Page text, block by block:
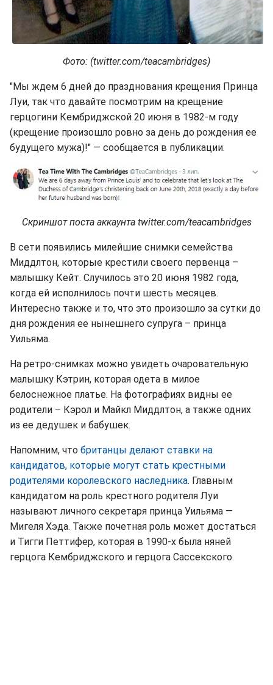
Фото: (twitter.com/teacambridges)
"Мы ждем 6 дней до празднования крещения Принца
Луи, так что давайте посмотрим на крещение
герцогини Кембриджской 20 июня в 1982-м году
(крещение произошло ровно за день до рождения ее
будущего мужа)!" — сообщается в публикации.
Скриншот поста аккаунта twitter.com/teacambridges
В сети появились милейшие снимки семейства
Миддлтон, которые крестили своего первенца –
малышку Кейт. Случилось это 20 июня 1982 года,
когда ей исполнилось почти шесть месяцев.
Интересно также и то, что это произошло за сутки до
дня рождения ее нынешнего супруга – принца
Уильяма.
На ретро-снимках можно увидеть очаровательную
малышку Кэтрин, которая одета в милое
белоснежное платье. На фотографиях видны ее
родители – Кэрол и Майкл Миддлтон, а также одних
из ее дедушек и бабушек.
Напомним, что британцы делают ставки на
кандидатов, которые могут стать крестными
родителями королевского наследника. Главным
кандидатом на роль крестного родителя Луи
называют личного секретаря принца Уильяма —
Мигеля Хэда. Также почетная роль может достаться
и Тигги Петтифер, которая в 1990-х была няней
герцога Кембриджского и герцога Сассекского.